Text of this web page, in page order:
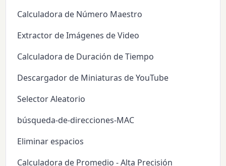
Calculadora de Número Maestro
Extractor de Imágenes de Video
Calculadora de Duración de Tiempo
Descargador de Miniaturas de YouTube
Selector Aleatorio
búsqueda-de-direcciones-MAC
Eliminar espacios
Calculadora de Promedio - Alta Precisión